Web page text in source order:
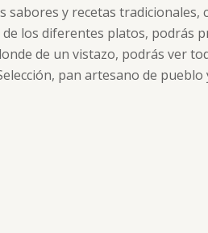
sabores y recetas tradicionales,
los diferentes platos, podrás
de un vistazo, podrás ver
pan artesano de pueblo